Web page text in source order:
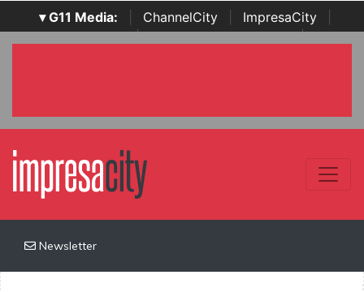
▾ G11 Media: ChannelCity ImpresaCity
SecurityOpenLab | Italian Channel Awards | Italian
Newsletter